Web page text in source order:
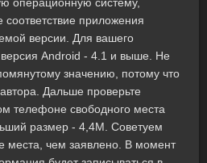
приложения
версии. Для вашего
Android - 4.1 и выше. Не
значению, потому что
Дальше проверьте
телефоне свободного места
размер - 4,4M. Советуем
места, чем заявлено. В момент